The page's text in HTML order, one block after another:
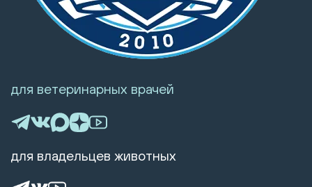
для ветеринарных врачей
для владельцев животных